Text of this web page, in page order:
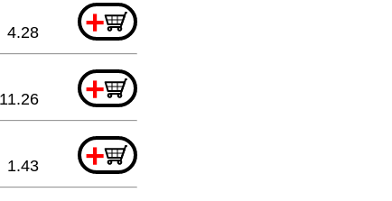
+
4.28
+
+
1.43